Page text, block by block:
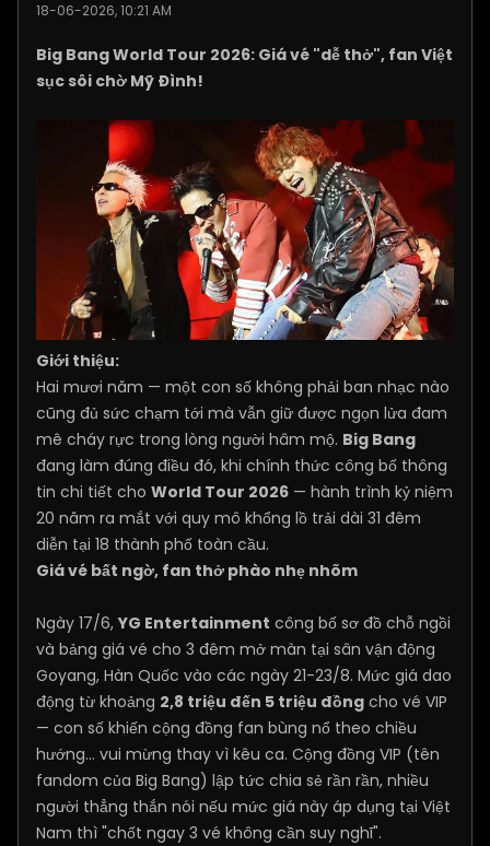
18-06-2026, 10:21 AM
Big Bang World Tour 2026: Giá vé "dễ thở", fan Việt
sục sôi chờ Mỹ Đình!
Giới thiệu:
Hai mươi năm — một con số không phải ban nhạc nào
cũng đủ sức chạm tới mà vẫn giữ được ngọn lửa đam
mê cháy rực trong lòng người hâm mộ. Big Bang
đang làm đúng điều đó, khi chính thức công bố thông
tin chi tiết cho World Tour 2026 — hành trình kỷ niệm
20 năm ra mắt với quy mô khổng lồ trải dài 31 đêm
diễn tại 18 thành phố toàn cầu.
Giá vé bất ngờ, fan thở phào nhẹ nhõm
Ngày 17/6,YG Entertainment công bố sơ đồ chỗ ngồi
và bảng giá vé cho 3 đêm mở màn tại sân vận động
Goyang, Hàn Quốc vào các ngày 21-23/8. Mức giá dao
động từ khoảng 2,8 triệu đến 5 triệu đồng cho vé VIP
— con số khiến cộng đồng fan bùng nổ theo chiều
hướng… vui mừng thay vì kêu ca. Cộng đồng VIP (tên
fandom của Big Bang) lập tức chia sẻ rần rần, nhiều
người thẳng thắn nói nếu mức giá này áp dụng tại Việt
Nam thì "chốt ngay 3 vé không cần suy nghĩ".